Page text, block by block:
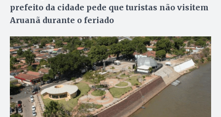
prefeito da cidade pede que turistas não visitem
Aruanã durante o feriado